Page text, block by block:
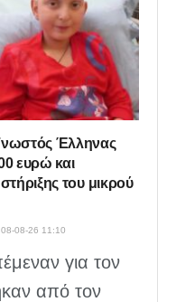
Έλληνας
ευρώ και
του μικρού
08-08-26 11:10
για τον
από τον